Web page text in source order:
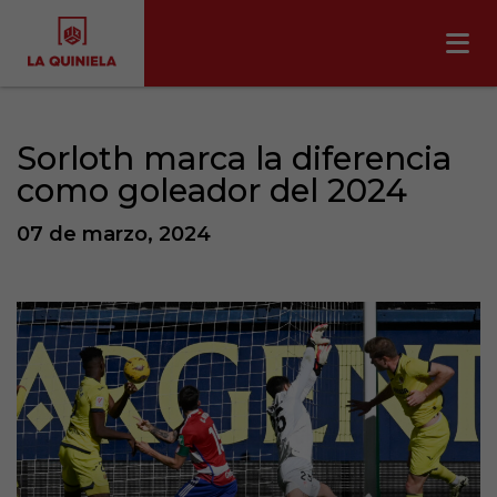
Sorloth marca la diferencia
como goleador del 2024
07 de marzo, 2024